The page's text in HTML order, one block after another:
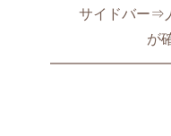
サイドバー⇒
が